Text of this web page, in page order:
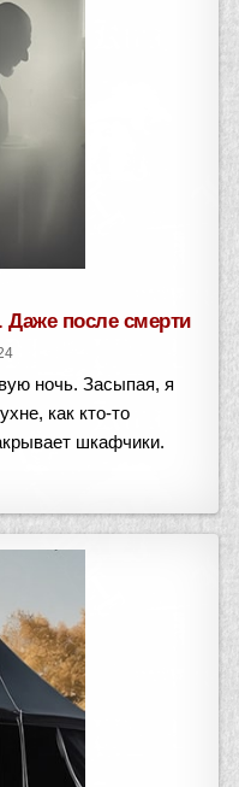
Даже после смерти
ночь. Засыпая, я
как кто-то
шкафчики.